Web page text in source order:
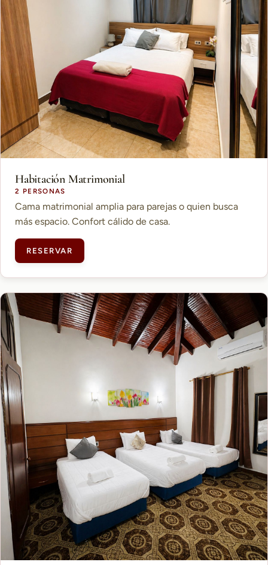
Habitación Matrimonial
2 PERSONAS
Cama matrimonial amplia para parejas o quien busca
más espacio. Confort cálido de casa.
RESERVAR